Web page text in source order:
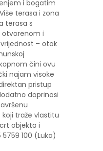
i bogatim
terasa i zona
terasa s
otvorenom i
– otok
čini ovu
najam visoke
pristup
doprinosi
traže vlastitu
objekta i
100 (Luka)